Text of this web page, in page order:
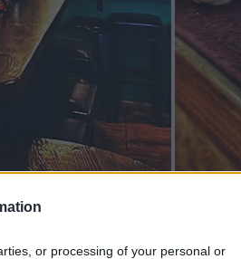
or processing of your personal or